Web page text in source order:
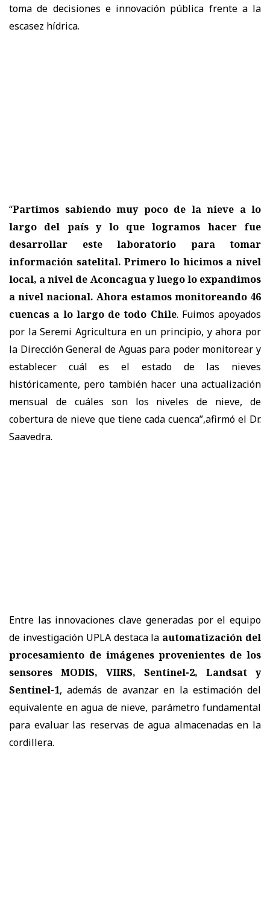
toma de decisiones e innovación pública frente a la
escasez hídrica.
“Partimos sabiendo muy poco de la nieve a lo
largo del país y lo que logramos hacer fue
desarrollar este laboratorio para tomar
información satelital. Primero lo hicimos a nivel
local, a nivel de Aconcagua y luego lo expandimos
a nivel nacional. Ahora estamos monitoreando 46
cuencas a lo largo de todo Chile. Fuimos apoyados
por la Seremi Agricultura en un principio, y ahora por
la Dirección General de Aguas para poder monitorear y
establecer cuál es el estado de las nieves
históricamente, pero también hacer una actualización
mensual de cuáles son los niveles de nieve, de
cobertura de nieve que tiene cada cuenca”,afirmó el Dr.
Saavedra.
Entre las innovaciones clave generadas por el equipo
de investigación UPLA destaca la automatización del
procesamiento de imágenes provenientes de los
sensores MODIS, VIIRS, Sentinel-2, Landsat y
Sentinel-1, además de avanzar en la estimación del
equivalente en agua de nieve, parámetro fundamental
para evaluar las reservas de agua almacenadas en la
cordillera.